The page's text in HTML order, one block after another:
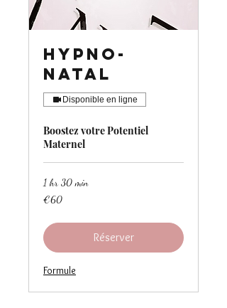
Hypno-
Natal
Disponible en ligne
Boostez votre Potentiel
Maternel
1 hr 30 min
60
euros
€60
Réserver
Formule